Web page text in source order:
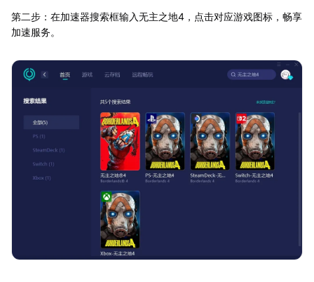
第二步：在加速器搜索框输入无主之地4，点击对应游戏图标，畅享
加速服务。